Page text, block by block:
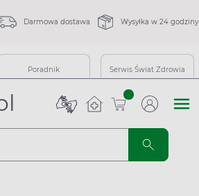
Darmowa dostawa Wysyłka w 24 godziny
Poradnik Serwis Świat Zdrowia
sztuk